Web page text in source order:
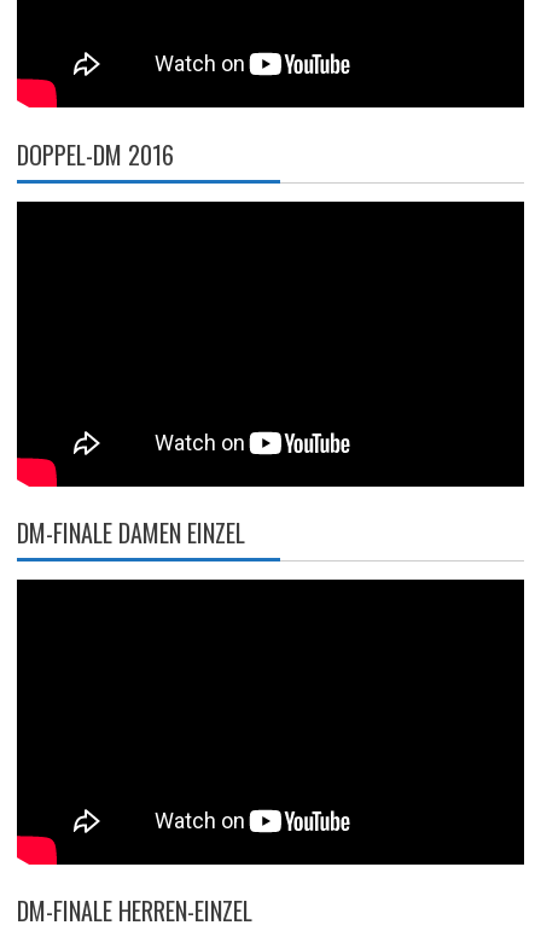
DOPPEL-DM 2016
DM-FINALE DAMEN EINZEL
DM-FINALE HERREN-EINZEL